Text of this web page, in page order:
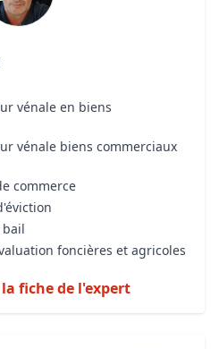
vénale en biens
vénale biens commerciaux
commerce
foncières et agricoles
fiche de l'expert